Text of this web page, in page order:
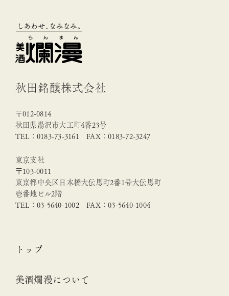
秋田銘醸株式会社
〒012-0814
秋田県湯沢市大工町4番23号
TEL：0183-73-3161 FAX：0183-72-3247
東京支社
〒103-0011
東京都中央区日本橋大伝馬町2番1号大伝馬町
壱番地ビル2階
TEL：03-5640-1002 FAX：03-5640-1004
トップ
美酒爛漫について